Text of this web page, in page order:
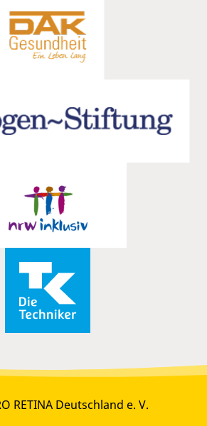
RETINA Deutschland e. V.